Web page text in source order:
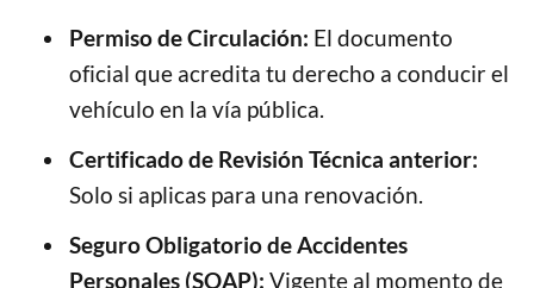
Permiso de Circulación: El documento
oficial que acredita tu derecho a conducir el
vehículo en la vía pública.
Certificado de Revisión Técnica anterior:
Solo si aplicas para una renovación.
Seguro Obligatorio de Accidentes
Personales (SOAP): Vigente al momento de